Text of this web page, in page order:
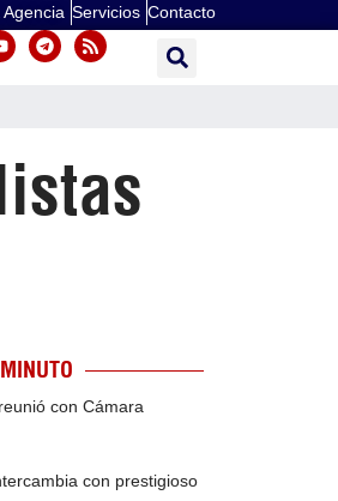
Servicios Contacto
con Cámara
con prestigioso